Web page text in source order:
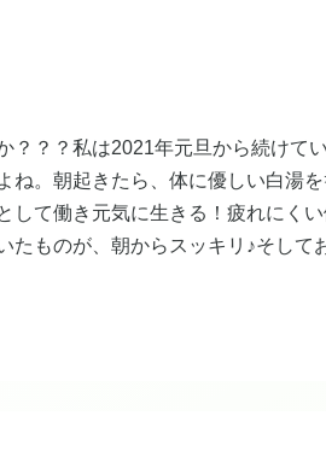
？？？私は2021年元旦から続けて
ね。朝起きたら、体に優しい白湯
して働き元気に生きる！疲れにく
たものが、朝からスッキリ♪そして